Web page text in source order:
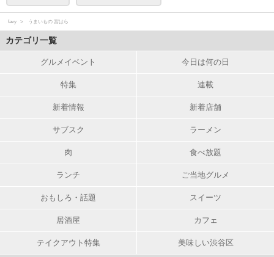
favy うまいもの 宮はら
カテゴリ一覧
グルメイベント 今日は何の日
特集 連載
新着情報 新着店舗
サブスク ラーメン
肉 食べ放題
ランチ ご当地グルメ
おもしろ・話題 スイーツ
居酒屋 カフェ
テイクアウト特集 美味しい渋谷区